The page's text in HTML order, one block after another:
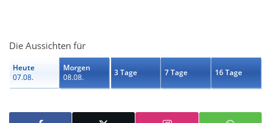
Die Aussichten für
Heute
07.08.
Morgen
08.08.
3 Tage 7 Tage 16 Tage